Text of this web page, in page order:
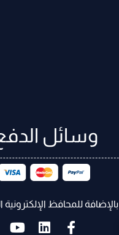
وسائل
بالإضافة للمحافظ الإلكترونية